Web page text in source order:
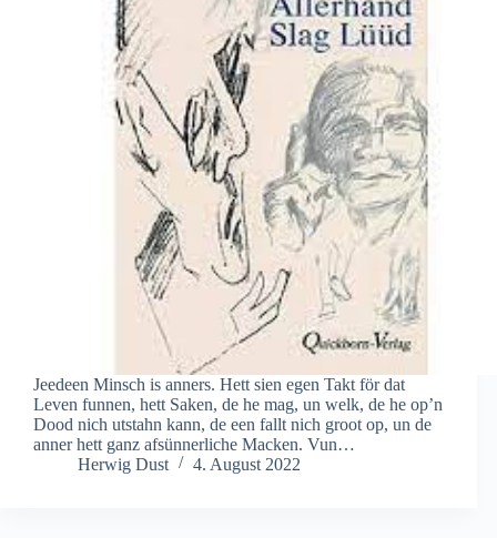
Jeedeen Minsch is anners. Hett sien egen Takt för dat
Leven funnen, hett Saken, de he mag, un welk, de he op’n
Dood nich utstahn kann, de een fallt nich groot op, un de
anner hett ganz afsünnerliche Macken. Vun…
Herwig Dust
4. August 2022